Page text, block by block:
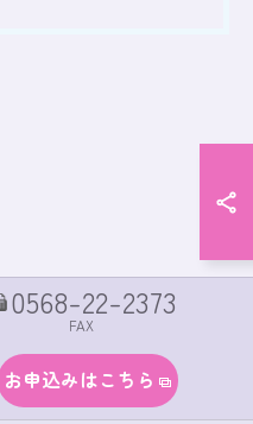
0568-22-2373
FAX
お申込みはこちら